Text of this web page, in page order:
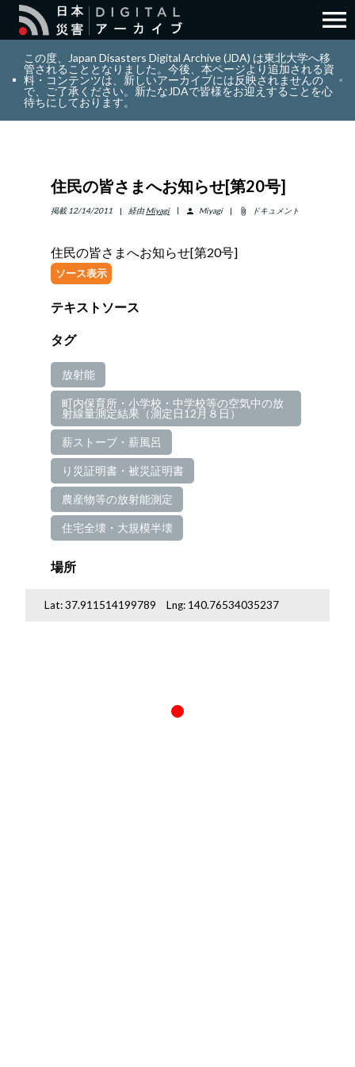
search 検索
layers コレクション
info_outline リソース
ENGLISH
menu
この度、Japan Disasters Digital Archive (JDA) は東北大学へ移
管されることとなりました。今後、本ページより追加される資
料・コンテンツは、新しいアーカイブには反映されませんの
で、ご了承ください。新たなJDAで皆様をお迎えすることを心
待ちにしております。
住民の皆さまへお知らせ[第20号]
掲載 12/14/2011 経由 Miyagi person Miyagi attach_file ドキュメント
住民の皆さまへお知らせ[第20号]
ソース表示
テキストソース
タグ
放射能
町内保育所・小学校・中学校等の空気中の放
射線量測定結果（測定日12月８日）
薪ストーブ・薪風呂
り災証明書・被災証明書
農産物等の放射能測定
住宅全壊・大規模半壊
場所
Lat:37.911514199789 Lng: 140.76534035237